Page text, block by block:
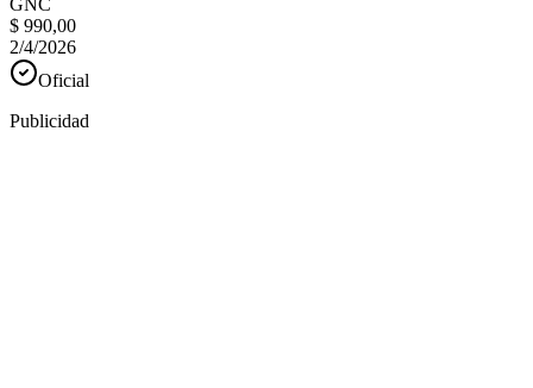
$ 990,00
2/4/2026
Oficial
Publicidad